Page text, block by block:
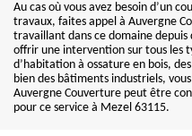
Au cas où vous avez besoin d’un
travaux, faites appel à Auvergne
travaillant dans ce domaine
offrir une intervention sur tous les
d’habitation à ossature en bois,
bien des bâtiments industriels,
Auvergne Couverture peut être
pour ce service à Mezel 63115.